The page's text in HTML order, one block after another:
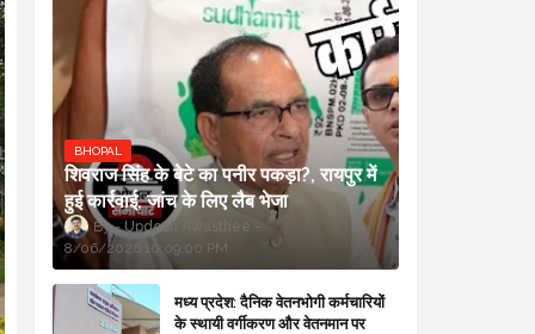
BHOPAL
शिवराज सिंह के बेटे का पनीर पकड़ा?, रायपुर में
हुई कार्रवाई, जांच के लिए लैब भेजा
Updesh Awasthee
8/06/2026 10:09:00 PM
मध्य प्रदेश: दैनिक वेतनभोगी कर्मचारियों
के स्थायी वर्गीकरण और वेतनमान पर